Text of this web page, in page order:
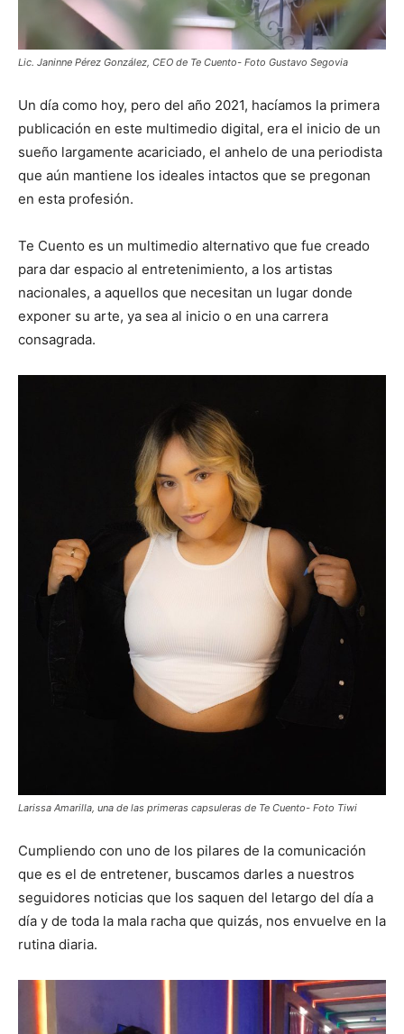
Lic. Janinne Pérez González, CEO de Te Cuento- Foto Gustavo Segovia
Un día como hoy, pero del año 2021, hacíamos la primera
publicación en este multimedio digital, era el inicio de un
sueño largamente acariciado, el anhelo de una periodista
que aún mantiene los ideales intactos que se pregonan
en esta profesión.
Te Cuento es un multimedio alternativo que fue creado
para dar espacio al entretenimiento, a los artistas
nacionales, a aquellos que necesitan un lugar donde
exponer su arte, ya sea al inicio o en una carrera
consagrada.
Larissa Amarilla, una de las primeras capsuleras de Te Cuento- Foto Tiwi
Cumpliendo con uno de los pilares de la comunicación
que es el de entretener, buscamos darles a nuestros
seguidores noticias que los saquen del letargo del día a
día y de toda la mala racha que quizás, nos envuelve en la
rutina diaria.